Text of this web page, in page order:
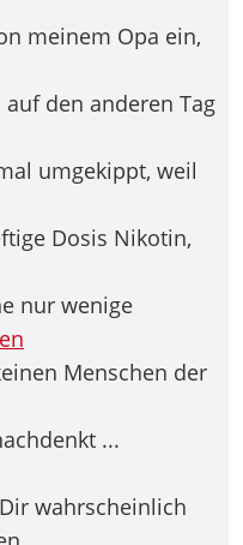
meinem Opa ein,
den anderen Tag
umgekippt, weil
Dosis Nikotin,
nur wenige
Menschen der
...
wahrscheinlich